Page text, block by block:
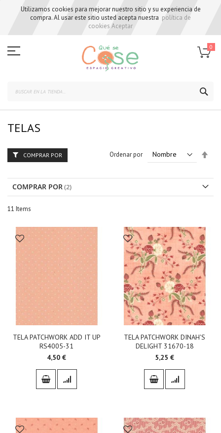
Utilizamos cookies para mejorar nuestro sitio y su experiencia de
compra. Al usar este sitio usted acepta nuestra política de
cookies Aceptar
to
Content
0
TELAS
11 Items
Ordenar por
TELA PATCHWORK ADD IT UP
RS4005-31
4,50 €
TELA PATCHWORK DINAH'S
DELIGHT 31670-18
5,25 €
COMPRAR POR
COMPRAR POR